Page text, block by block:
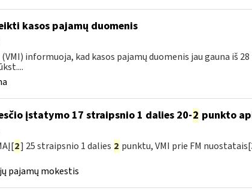
kasos pajamų duomenis
informuoja, kad kasos pajamų duomenis jau gauna iš
įstatymo 17 straipsnio 1 dalies 20-2 punkto
2] 25 straipsnio 1 dalies 2 punktu, VMI prie FM
pajamų mokestis